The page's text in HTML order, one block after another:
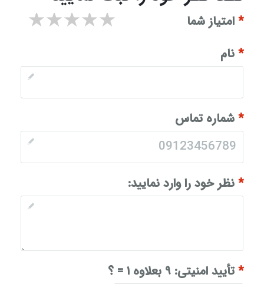
*امتیاز شما ۵ stars ۴ stars ۳ stars ۲ stars
*نام
*شماره تماس
*نظر خود را وارد نمایید:
*تأیید امنیتی: ۹ بعلاوه ۱ = ؟